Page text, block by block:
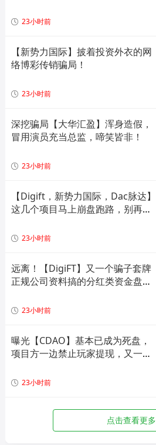
23小时前
【新势力国际】披着投资外衣的网
络博彩传销骗局！
23小时前
深挖骗局【大华汇盈】浑身造假，
冒用演员充当总监，啼笑皆非！
23小时前
【Digift，新势力国际，Dac脉达】
这几个项目马上崩盘跑路，别再被
23小时前
远离！【DigiFT】又一个骗子套牌
正规公司资料搞的分红类资金盘骗
23小时前
曝光【CDAO】基本已成为死盘，
项目方一边禁止玩家提现，又一边
23小时前
点击查看更多